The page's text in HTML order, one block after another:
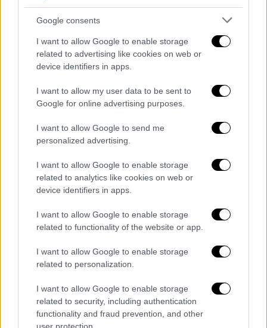
Google consents
I want to allow Google to enable storage
related to advertising like cookies on web or
device identifiers in apps.
I want to allow my user data to be sent to
Google for online advertising purposes.
I want to allow Google to send me
personalized advertising.
I want to allow Google to enable storage
related to analytics like cookies on web or
device identifiers in apps.
I want to allow Google to enable storage
related to functionality of the website or app.
I want to allow Google to enable storage
related to personalization.
I want to allow Google to enable storage
related to security, including authentication
functionality and fraud prevention, and other
ΟΛΕΣ ΟΙ ΕΙΔΗΣΕΙΣ
Νέα Ιωνία: Νεκρός άνδρας από
πυροβολισμούς σε καφετέρια με
ναργιλέδες - Έξι κάλυκες στο σημείο
Το παρασκήνιο της αποχώρησης
Καραμανλή και οι εκπλήξεις των
ψηφοδελτίων - Αντίστροφη μέτρηση για
ανακοινώσεις από ΝΔ
«Σοβαρές συνέπειες αν δεν
αντιμετωπιστεί εγκαίρως», λέει
Ο Γιακούμπ Γιάνκτο χειροκροτήθηκε
μετά το coming out αλλά περιμένει και
δύσκολες στιγμές: «Ο κόσμος του
ποδοσφαίρου είναι ομοφοβικός»
τροπολογία για τους λόγους απόρριψης
των ρυθμίσεων, τις ενήμερες οφειλές
και τις προθεσμίες